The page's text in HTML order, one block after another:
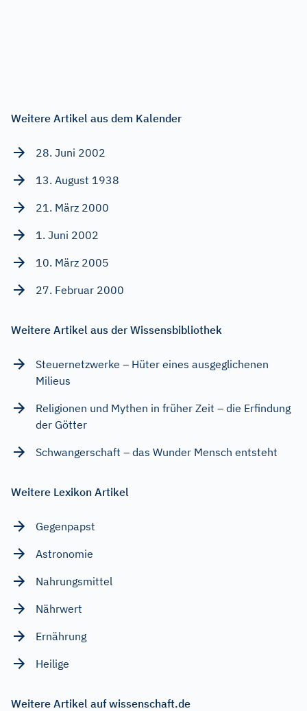
Weitere Artikel aus dem Kalender
28. Juni 2002
13. August 1938
21. März 2000
1. Juni 2002
10. März 2005
27. Februar 2000
Weitere Artikel aus der Wissensbibliothek
Steuernetzwerke – Hüter eines ausgeglichenen
Milieus
Religionen und Mythen in früher Zeit – die Erfindung
der Götter
Schwangerschaft – das Wunder Mensch entsteht
Weitere Lexikon Artikel
Gegenpapst
Astronomie
Nahrungsmittel
Nährwert
Ernährung
Heilige
Weitere Artikel auf wissenschaft.de